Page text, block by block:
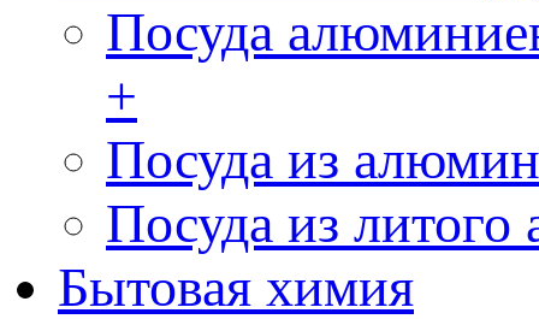
Посуда
+
Посуда из
Посуда из
Бытовая химия